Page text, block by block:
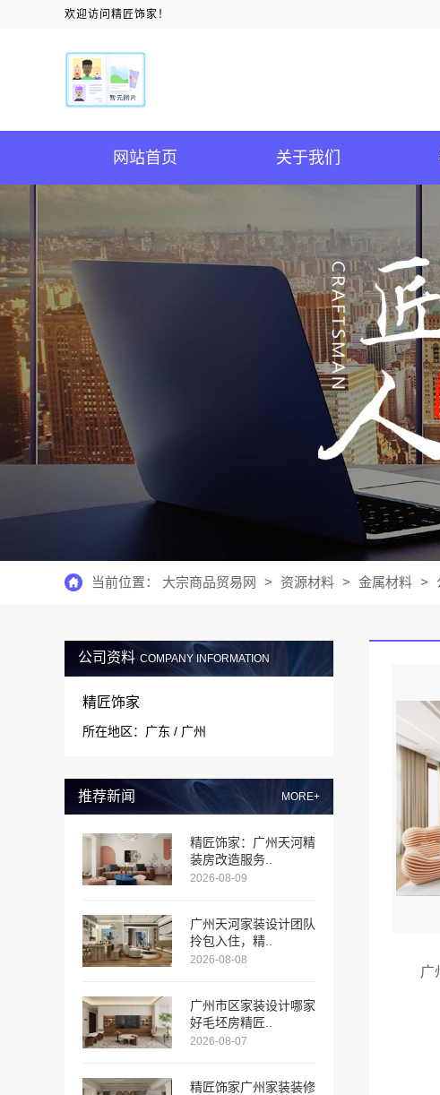
欢迎访问精匠饰家！
网站首页 关于我们
当前位置： 大宗商品贸易网 > 资源材料 > 金属材料 >
公司资料 COMPANY INFORMATION
精匠饰家
所在地区：广东 / 广州
推荐新闻 MORE+
精匠饰家：广州天河精
装房改造服务..
2026-08-09
广州天河家装设计团队
拎包入住，精..
2026-08-08
广州市区家装设计哪家
好毛坯房精匠..
2026-08-07
精匠饰家广州家装装修
广